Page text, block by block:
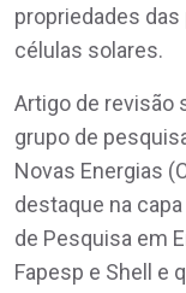
propriedades
células solares.
Artigo de revisão
grupo de
Novas Energias
destaque na
de Pesquisa em
Fapesp e Shell e